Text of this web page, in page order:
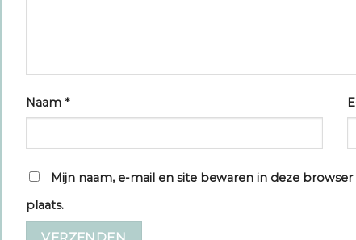
Naam *
Mijn naam, e-mail en site bewaren in deze
plaats.